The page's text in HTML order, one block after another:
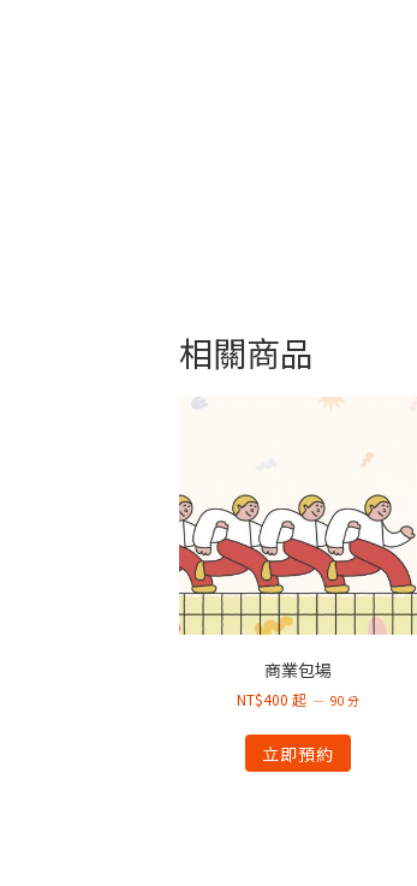
相關商品
商業包場
NT$400 起 90 分
立即預約